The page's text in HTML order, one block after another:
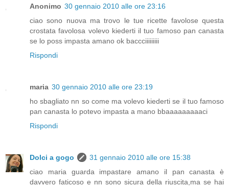
Anonimo 30 gennaio 2010 alle ore 23:16
ciao sono nuova ma trovo le tue ricette favolose questa
crostata favolosa volevo kiederti il tuo famoso pan canasta
se lo poss impasta amano ok baccciiiiiiiii
Rispondi
maria 30 gennaio 2010 alle ore 23:19
ho sbagliato nn so come ma volevo kiederti se il tuo famoso
pan canasta lo potevo impasta a mano bbaaaaaaaaaci
Rispondi
Dolci a gogo
31 gennaio 2010 alle ore 15:38
ciao maria guarda impastare amano il pan canasta è
davvero faticoso e nn sono sicura della riuscita,ma se hai